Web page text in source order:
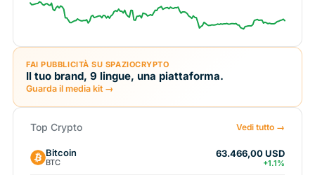
FAI PUBBLICITÀ SU SPAZIOCRYPTO
Il tuo brand, 9 lingue, una piattaforma.
Guarda il media kit →
Top Crypto Vedi tutto →
Bitcoin
BTC
63.466,00 USD
+1.1%